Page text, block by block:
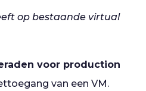
op bestaande virtual
voor production
van een VM.